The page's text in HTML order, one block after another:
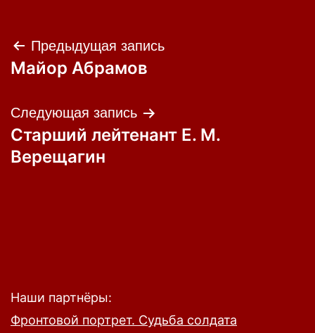
Навигация
по
записям
Предыдущая запись
Майор Абрамов
Следующая запись
Старший лейтенант Е. М.
Верещагин
Наши партнёры:
Фронтовой портрет. Судьба солдата